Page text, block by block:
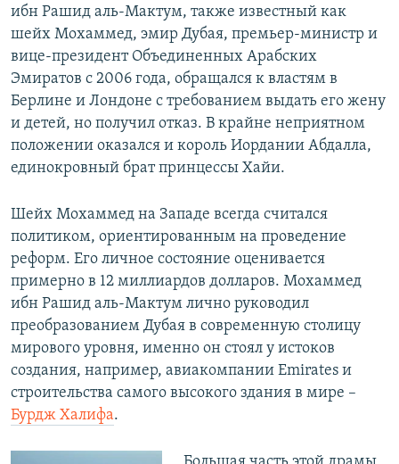
ибн Рашид аль-Мактум, также известный как
шейх Мохаммед, эмир Дубая, премьер-министр и
вице-президент Объединенных Арабских
Эмиратов с 2006 года, обращался к властям в
Берлине и Лондоне с требованием выдать его жену
и детей, но получил отказ. В крайне неприятном
положении оказался и король Иордании Абдалла,
единокровный брат принцессы Хайи.
Шейх Мохаммед на Западе всегда считался
политиком, ориентированным на проведение
реформ. Его личное состояние оценивается
примерно в 12 миллиардов долларов. Мохаммед
ибн Рашид аль-Мактум лично руководил
преобразованием Дубая в современную столицу
мирового уровня, именно он стоял у истоков
создания, например, авиакомпании Emirates и
строительства самого высокого здания в мире –
Бурдж Халифа.